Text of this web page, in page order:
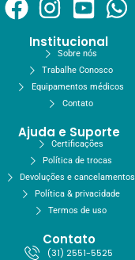
Institucional
Sobre nós
Trabalhe Conosco
Equipamentos médicos
Contato
Ajuda e Suporte
Certificações
Política de trocas
Devoluções e cancelamentos
Política & privacidade
Termos de uso
Contato
(31) 2551-5525